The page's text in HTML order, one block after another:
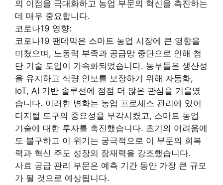
의 이점을 극대화하고 농업 부문의 혁신을 촉진하는
데 매우 중요합니다.
코로나19 영향:
코로나19 팬데믹은 스마트 농업 시장에 큰 영향을
미쳤으며, 노동력 부족과 공급망 중단으로 인해 첨
단 기술 도입이 가속화되었습니다. 농부들은 생산성
을 유지하고 식량 안보를 보장하기 위해 자동화,
IoT, AI 기반 솔루션에 점점 더 많은 관심을 기울였
습니다. 이러한 변화는 농업 프로세스 관리에 있어
디지털 도구의 중요성을 부각시켰고, 스마트 농업
기술에 대한 투자를 촉진했습니다. 초기의 어려움에
도 불구하고 이 위기는 궁극적으로 이 부문의 회복
력과 혁신 주도 성장의 잠재력을 강조했습니다.
사료 공급 관리 부문은 예측 기간 동안 가장 큰 규모
가 될 것으로 예상됩니다.